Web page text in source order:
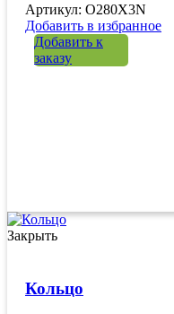
Артикул: O280X3N
Добавить в избранное
Добавить к
заказу
Закрыть
Кольцо